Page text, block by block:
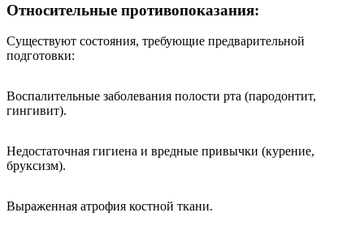
Относительные противопоказания:
Существуют состояния, требующие предварительной
подготовки:
Воспалительные заболевания полости рта (пародонтит,
гингивит).
Недостаточная гигиена и вредные привычки (курение,
бруксизм).
Выраженная атрофия костной ткани.